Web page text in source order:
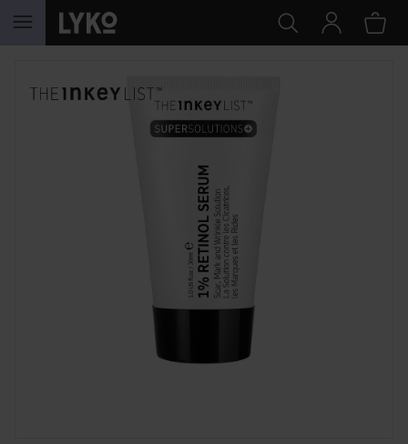
HOPPA TILL INNEHÅLLET